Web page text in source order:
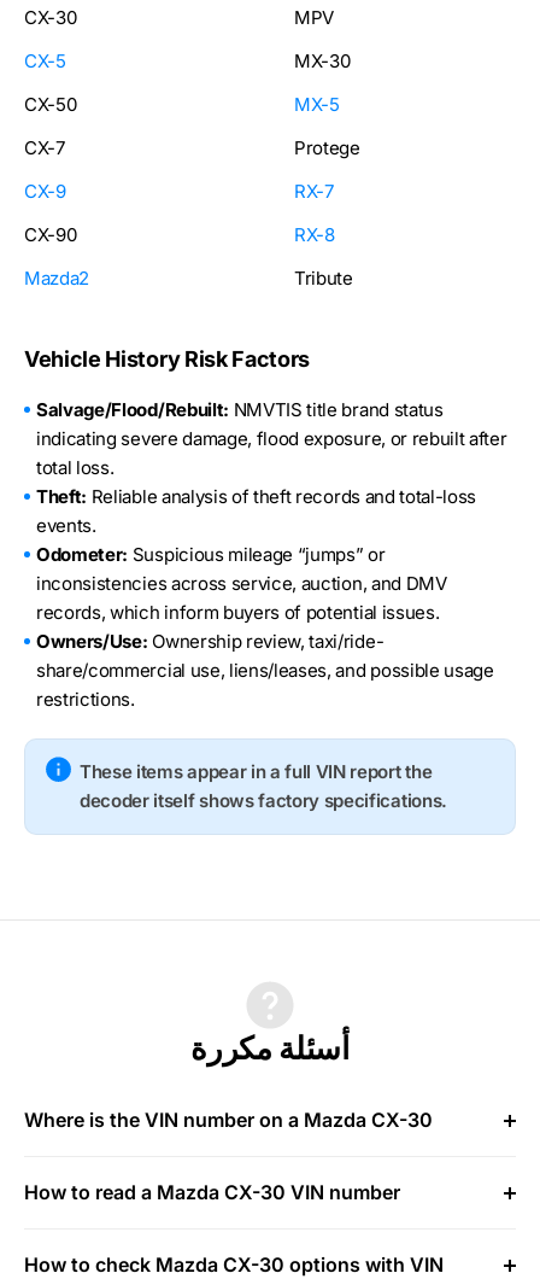
CX-30
CX-5
CX-50
CX-7
CX-9
CX-90
Mazda2
MPV
MX-30
MX-5
Protege
RX-7
RX-8
Tribute
Vehicle History Risk Factors
Salvage/Flood/Rebuilt: NMVTIS title brand status
indicating severe damage, flood exposure, or rebuilt after
total loss.
Theft: Reliable analysis of theft records and total-loss
events.
Odometer: Suspicious mileage “jumps” or
inconsistencies across service, auction, and DMV
records, which inform buyers of potential issues.
Owners/Use: Ownership review, taxi/ride-
share/commercial use, liens/leases, and possible usage
restrictions.
These items appear in a full VIN report the
decoder itself shows factory specifications.
أسئلة مكررة
Where is the VIN number on a Mazda CX-30
How to read a Mazda CX-30 VIN number
How to check Mazda CX-30 options with VIN